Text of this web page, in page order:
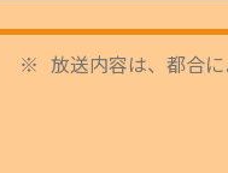
放送内容は、都合